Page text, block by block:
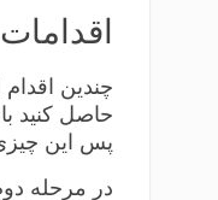
اقدامات
چندین
حاصل کنید
پس این